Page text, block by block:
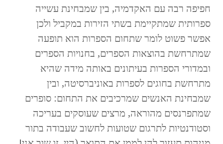
חפיפה רבה עם האקדמיה, בין שמבחינת עשייה
ספרותית שמתקיימת בשתי הזירות במקביל ולכן
אפשר פשוט לומר שתחום הספרות הוא תופעה
שמתרחשת בהוצאות הספרים, בחנויות הספרים
ובמדורי הספרות בעיתונים באותה מידה שהיא
מתרחשת בחוגים לספרות באוניברסיטה, ובין
שמבחינת האנשים שמרכיבים את התחום: סופרים
שמתפרנסים מהוראה, מרצים שעוסקים בעריכה
וסטודנטיות לתרגום שטועות לחשוב שעבודה בתור